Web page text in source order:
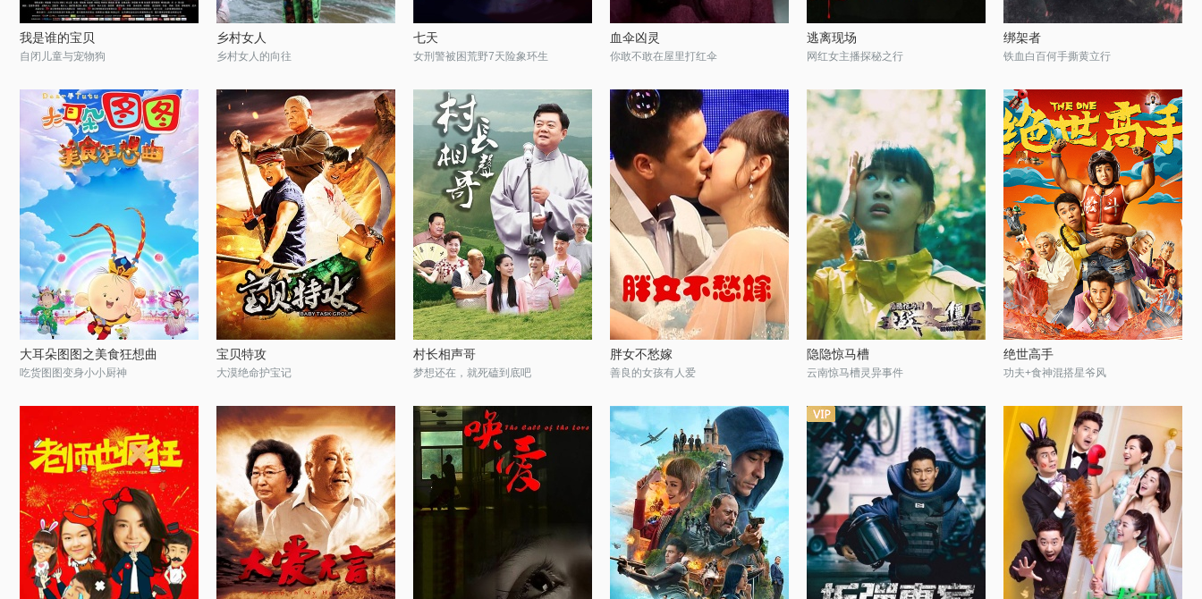
我是谁的宝贝
自闭儿童与宠物狗
乡村女人
乡村女人的向往
七天
女刑警被困荒野7天险象环生
血伞凶灵
你敢不敢在屋里打红伞
逃离现场
网红女主播探秘之行
绑架者
铁血白百何手撕黄立行
大耳朵图图之美食狂想曲
吃货图图变身小小厨神
宝贝特攻
大漠绝命护宝记
村长相声哥
梦想还在，就死磕到底吧
胖女不愁嫁
善良的女孩有人爱
隐隐惊马槽
云南惊马槽灵异事件
绝世高手
功夫+食神混搭星爷风